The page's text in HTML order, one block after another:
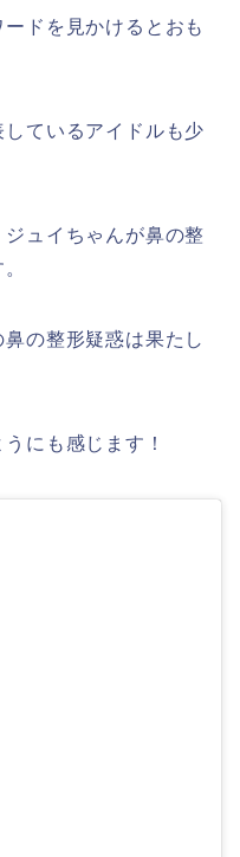
ドを見かけるとおも
ているアイドルも少
ュイちゃんが鼻の整
の整形疑惑は果たし
にも感じます！